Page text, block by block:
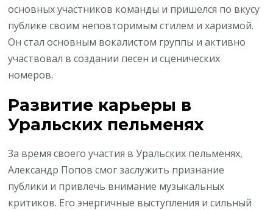
основных участников команды и пришелся по вкусу
публике своим неповторимым стилем и харизмой.
Он стал основным вокалистом группы и активно
участвовал в создании песен и сценических
номеров.
Развитие карьеры в
Уральских пельменях
За время своего участия в Уральских пельменях,
Александр Попов смог заслужить признание
публики и привлечь внимание музыкальных
критиков. Его энергичные выступления и сильный